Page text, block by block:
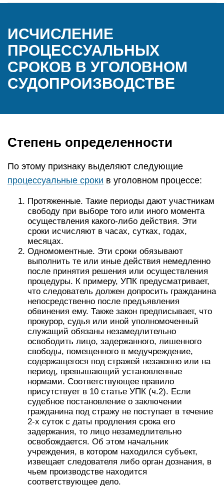
ИСЧИСЛЕНИЕ
ПРОЦЕССУАЛЬНЫХ
СРОКОВ В УГОЛОВНОМ
СУДОПРОИЗВОДСТВЕ
Степень определенности
По этому признаку выделяют следующие
процессуальные сроки в уголовном процессе:
Протяженные. Такие периоды дают участникам
свободу при выборе того или иного момента
осуществления какого-либо действия. Эти
сроки исчисляют в часах, сутках, годах,
месяцах.
Одномоментные. Эти сроки обязывают
выполнить те или иные действия немедленно
после принятия решения или осуществления
процедуры. К примеру, УПК предусматривает,
что следователь должен допросить гражданина
непосредственно после предъявления
обвинения ему. Также закон предписывает, что
прокурор, судья или иной уполномоченный
служащий обязаны незамедлительно
освободить лицо, задержанного, лишенного
свободы, помещенного в медучреждение,
содержащегося под стражей незаконно или на
период, превышающий установленные
нормами. Соответствующее правило
присутствует в 10 статье УПК (ч.2). Если
судебное постановление о заключении
гражданина под стражу не поступает в течение
2-х суток с даты продления срока его
задержания, то лицо незамедлительно
освобождается. Об этом начальник
учреждения, в котором находился субъект,
извещает следователя либо орган дознания, в
чьем производстве находится
соответствующее дело.